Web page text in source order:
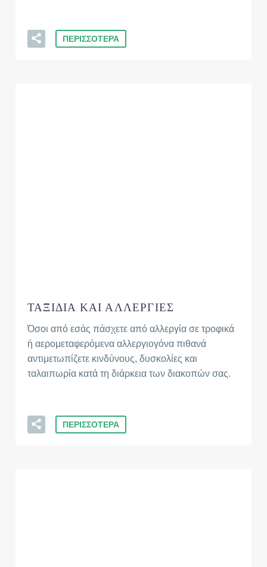
ΠΕΡΙΣΣΟΤΕΡΑ
ΤΑΞΙΔΙΑ ΚΑΙ ΑΛΛΕΡΓΙΕΣ
Όσοι από εσάς πάσχετε από αλλεργία σε τροφικά
ή αερομεταφερόμενα αλλεργιογόνα πιθανά
αντιμετωπίζετε κινδύνους, δυσκολίες και
ταλαιπωρία κατά τη διάρκεια των διακοπών σας.
ΠΕΡΙΣΣΟΤΕΡΑ